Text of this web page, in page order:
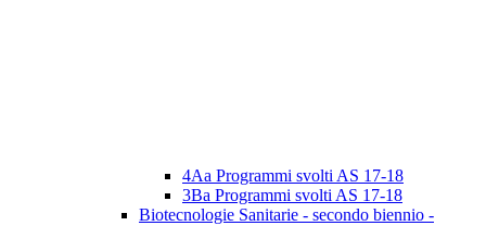
4Aa Programmi svolti AS 17-18
3Ba Programmi svolti AS 17-18
Biotecnologie Sanitarie - secondo biennio -